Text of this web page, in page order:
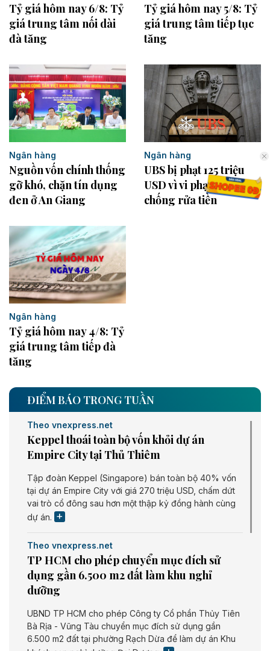
Tỷ giá hôm nay 6/8: Tỷ
giá trung tâm nối dài
đà tăng
Tỷ giá hôm nay 5/8: Tỷ
giá trung tâm tiếp tục
tăng
Ngân hàng
Nguồn vốn chính thống
gỡ khó, chặn tín dụng
đen ở An Giang
Ngân hàng
UBS bị phạt 125 triệu
USD vì vi phạm luật
chống rửa tiền
Ngân hàng
Tỷ giá hôm nay 4/8: Tỷ
giá trung tâm tiếp đà
tăng
ĐIỂM BÁO TRONG TUẦN
Theo vnexpress.net
Keppel thoái toàn bộ vốn khỏi dự án
Empire City tại Thủ Thiêm
Tập đoàn Keppel (Singapore) bán toàn bộ 40% vốn
tại dự án Empire City với giá 270 triệu USD, chấm dứt
vai trò cổ đông sau hơn một thập kỷ đồng hành cùng
dự án.
Theo vnexpress.net
TP HCM cho phép chuyển mục đích sử
dụng gần 6.500 m2 đất làm khu nghỉ
dưỡng
UBND TP HCM cho phép Công ty Cổ phần Thủy Tiên
Bà Rịa - Vũng Tàu chuyển mục đích sử dụng gần
6.500 m2 đất tại phường Rạch Dừa để làm dự án Khu